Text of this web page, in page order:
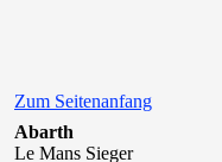
Zum Seitenanfang
Abarth
Le Mans Sieger